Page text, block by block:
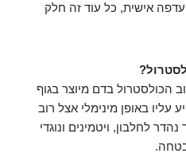
אישית, כל עוד זה חלק
הכולסטרול בדם מיוצר בגוף
עליו באופן מינימלי אצל רוב
לחלבון, ויטמינים ונוגדי